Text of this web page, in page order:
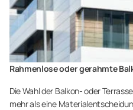
Rahmenlose oder gerahmte
Die Wahl der Balkon- oder
mehr als eine